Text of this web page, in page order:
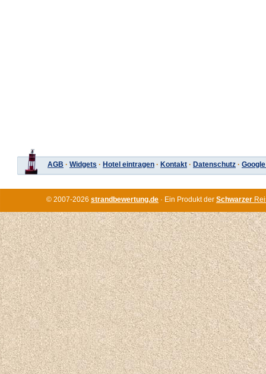
AGB · Widgets · Hotel eintragen · Kontakt · Datenschutz ·
© 2007-2026 strandbewertung.de · Ein Produkt der Schwarzer